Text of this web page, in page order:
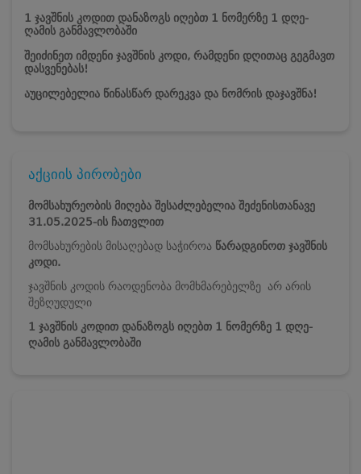
1 ჯავშნის კოდით დანაზოგს იღებთ 1 ნომერზე 1 დღე-
ღამის განმავლობაში
შეიძინეთ იმდენი ჯავშნის კოდი, რამდენი დღითაც გეგმავთ
დასვენებას!
აუცილებელია წინასწარ დარეკვა და ნომრის დაჯავშნა!
აქციის პირობები
მომსახურეობის მიღება შესაძლებელია შეძენისთანავე
31.05.2025-ის ჩათვლით
მომსახურების მისაღებად საჭიროა წარადგინოთ ჯავშნის
კოდი.
ჯავშნის კოდის რაოდენობა მომხმარებელზე არ არის
შეზღუდული
1 ჯავშნის კოდით დანაზოგს იღებთ 1 ნომერზე 1 დღე-
ღამის განმავლობაში